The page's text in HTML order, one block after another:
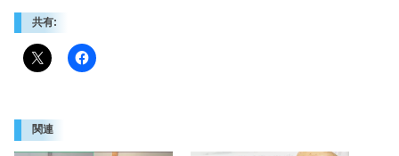
共有:
関連